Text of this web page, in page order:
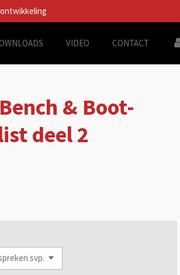
VIDEO CONTACT
& Boot-
deel 2